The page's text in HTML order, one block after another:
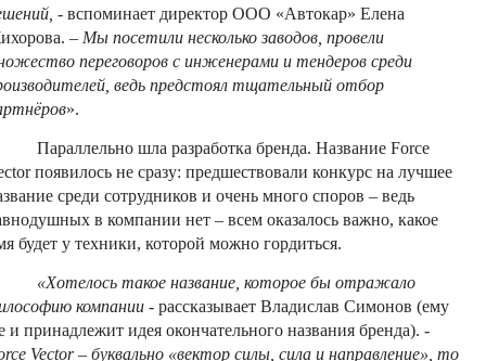
- вспоминает директор ООО «Автокар» Елена
– Мы посетили несколько заводов, провели
переговоров с инженерами и тендеров среди
ведь предстоял тщательный отбор
».
Параллельно шла разработка бренда. Название Force
появилось не сразу: предшествовали конкурс на лучшее
среди сотрудников и очень много споров – ведь
в компании нет – всем оказалось важно, какое
будет у техники, которой можно гордиться.
«Хотелось такое название, которое бы отражало
компании - рассказывает Владислав Симонов (ему
и принадлежит идея окончательного названия бренда). -
Vector – буквально «вектор силы, сила и направление», то